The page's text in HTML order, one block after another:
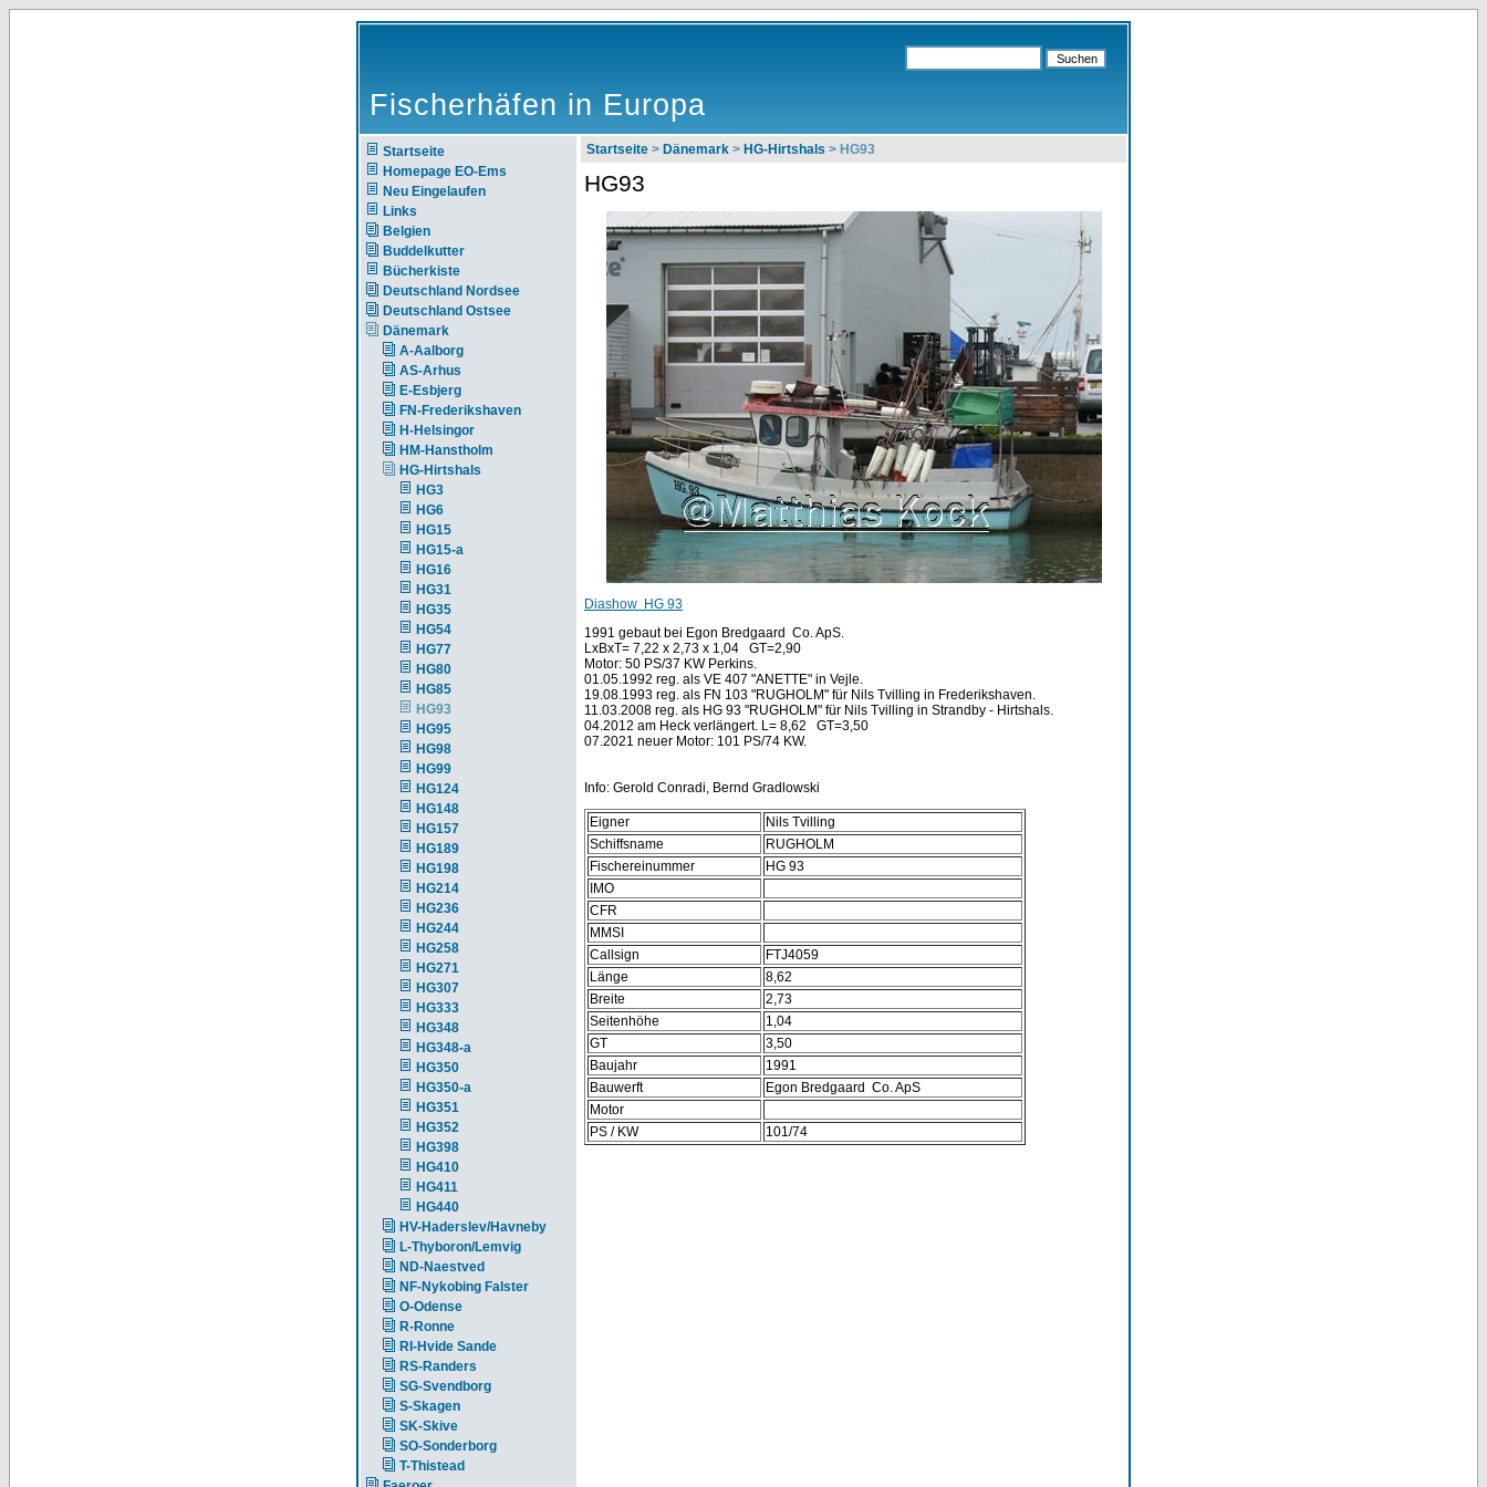
Fischerhäfen in Europa
Startseite
Homepage EO-Ems
Neu Eingelaufen
Links
Belgien
Buddelkutter
Bücherkiste
Deutschland Nordsee
Deutschland Ostsee
Dänemark
A-Aalborg
AS-Arhus
E-Esbjerg
FN-Frederikshaven
H-Helsingor
HM-Hanstholm
HG-Hirtshals
HG3
HG6
HG15
HG15-a
HG16
HG31
HG35
HG54
HG77
HG80
HG85
HG93
HG95
HG98
HG99
HG124
HG148
HG157
HG189
HG198
HG214
HG236
HG244
HG258
HG271
HG307
HG333
HG348
HG348-a
HG350
HG350-a
HG351
HG352
HG398
HG410
HG411
HG440
HV-Haderslev/Havneby
L-Thyboron/Lemvig
ND-Naestved
NF-Nykobing Falster
O-Odense
R-Ronne
RI-Hvide Sande
RS-Randers
SG-Svendborg
S-Skagen
SK-Skive
SO-Sonderborg
T-Thistead
Startseite > Dänemark > HG-Hirtshals > HG93
HG93
Diashow HG 93
1991 gebaut bei Egon Bredgaard Co. ApS.
LxBxT= 7,22 x 2,73 x 1,04 GT=2,90
Motor: 50 PS/37 KW Perkins.
01.05.1992 reg. als VE 407 "ANETTE" in Vejle.
19.08.1993 reg. als FN 103 "RUGHOLM" für Nils Tvilling in Frederikshaven.
11.03.2008 reg. als HG 93 "RUGHOLM" für Nils Tvilling in Strandby - Hirtshals.
04.2012 am Heck verlängert. L= 8,62 GT=3,50
07.2021 neuer Motor: 101 PS/74 KW.
Info: Gerold Conradi, Bernd Gradlowski
Eigner
Nils Tvilling
Schiffsname
RUGHOLM
Fischereinummer
HG 93
IMO
CFR
MMSI
Callsign
FTJ4059
Länge
8,62
Breite
2,73
Seitenhöhe
1,04
GT
3,50
Baujahr
1991
Bauwerft
Egon Bredgaard Co. ApS
Motor
PS / KW
101/74